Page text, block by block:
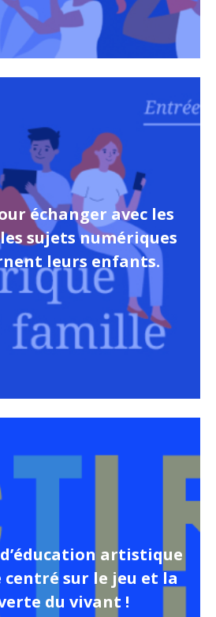
échanger avec les
sujets numériques
leurs enfants.
artistique
sur le jeu et la
du vivant !